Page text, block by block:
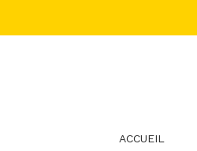
ACCUEIL